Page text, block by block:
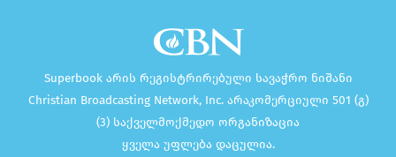
Superbook არის რეგისტრირებული სავაჭრო ნიშანი
Christian Broadcasting Network, Inc. არაკომერციული 501 (გ)
(3) საქველმოქმედო ორგანიზაცია
ყველა უფლება დაცულია.